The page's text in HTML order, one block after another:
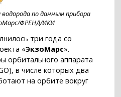
по данным прибора
ФРЕНД/ИКИ
три года со
«ЭкзоМарс».
орбитального аппарата
в числе которых два
на орбите вокруг